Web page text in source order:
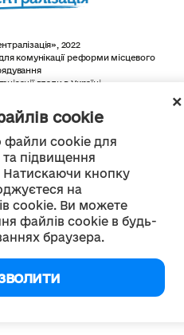
cookie
файли cookie для
підвищення
Натискаючи кнопку
на
cookie. Ви можете
файлів cookie в будь-
браузера.
2022
комунікації реформи місцевого
влади в Україні.
за ліцензією
4.0 International license,
інше